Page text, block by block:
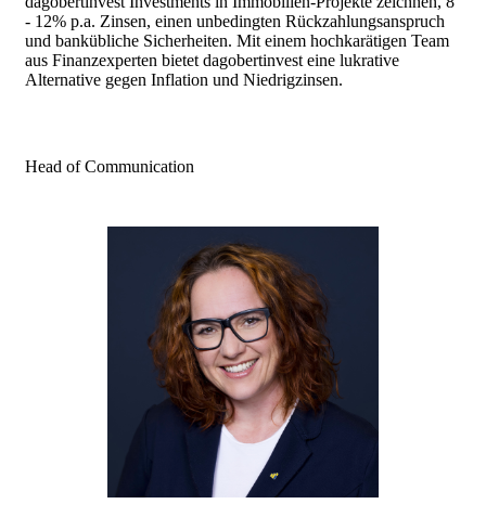
- 12% p.a. Zinsen, einen unbedingten Rückzahlungsanspruch
und bankübliche Sicherheiten. Mit einem hochkarätigen Team
aus Finanzexperten bietet dagobertinvest eine lukrative
Alternative gegen Inflation und Niedrigzinsen.
Head of Communication